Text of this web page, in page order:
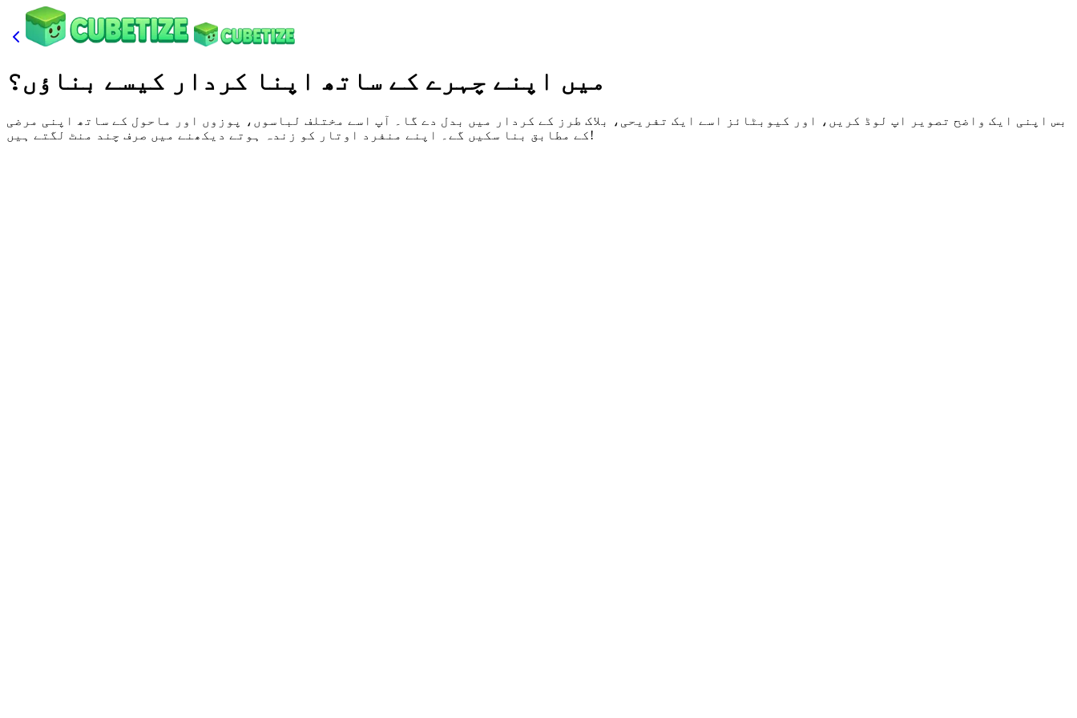
میں اپنے چہرے کے ساتھ اپنا کردار کیسے بناؤں؟
بس اپنی ایک واضح تصویر اپ لوڈ کریں، اور کیوبٹائز اسے ایک تفریحی، بلاک طرز کے کردار میں بدل دے گا۔ آپ اسے مختلف لباسوں، پوزوں اور ماحول کے ساتھ اپنی مرضی
کے مطابق بنا سکیں گے۔ اپنے منفرد اوتار کو زندہ ہوتے دیکھنے میں صرف چند منٹ لگتے ہیں!